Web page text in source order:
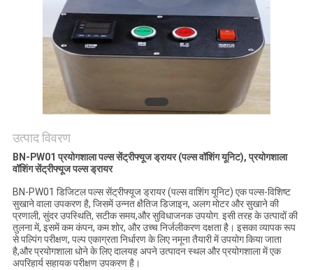
साइटमैप
PRIVACY
POLICY
उत्पाद विवरण
BN-PW01 प्रयोगशाला पल्स सेंट्रीफ्यूज ड्रायर (पल्स वॉशिंग यूनिट), प्रयोगशाला
वॉशिंग सेंट्रीफ्यूज पल्स ड्रायर
BN-PW01 डिजिटल पल्स सेंट्रीफ्यूज ड्रायर (पल्स वाशिंग यूनिट) एक पल्स-विशिष्ट
सुखाने वाला उपकरण है, जिसमें उन्नत क्षैतिज डिजाइन, अलग मोटर और सुखाने की
प्रणाली, सुंदर उपस्थिति, सटीक समय,और सुविधाजनक उपयोग. इसी तरह के उत्पादों की
तुलना में, इसमें कम कंपन, कम शोर, और उच्च निर्जलीकरण दक्षता है। इसका व्यापक रूप
से पल्पिंग परीक्षण, पल्प एकाग्रता निर्धारण के लिए नमूना तैयारी में उपयोग किया जाता
है,और प्रयोगशाला धोने के लिए दालयह अपने उत्पादन स्थल और प्रयोगशाला में एक
अपरिहार्य सहायक परीक्षण उपकरण है।